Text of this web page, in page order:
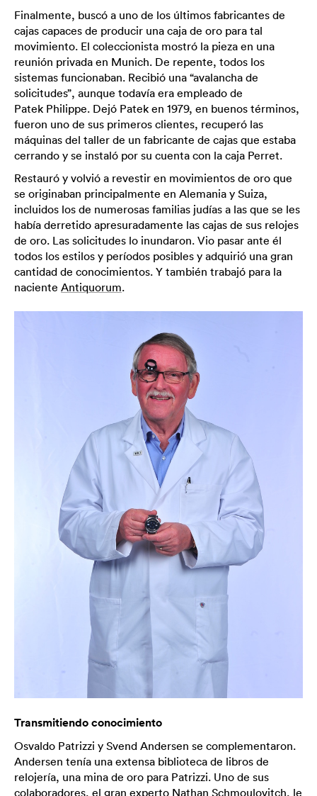
Finalmente, buscó a uno de los últimos fabricantes de
cajas capaces de producir una caja de oro para tal
movimiento. El coleccionista mostró la pieza en una
reunión privada en Munich. De repente, todos los
sistemas funcionaban. Recibió una “avalancha de
solicitudes”, aunque todavía era empleado de
Patek Philippe. Dejó Patek en 1979, en buenos términos,
fueron uno de sus primeros clientes, recuperó las
máquinas del taller de un fabricante de cajas que estaba
cerrando y se instaló por su cuenta con la caja Perret.
Restauró y volvió a revestir en movimientos de oro que
se originaban principalmente en Alemania y Suiza,
incluidos los de numerosas familias judías a las que se les
había derretido apresuradamente las cajas de sus relojes
de oro. Las solicitudes lo inundaron. Vio pasar ante él
todos los estilos y períodos posibles y adquirió una gran
cantidad de conocimientos. Y también trabajó para la
naciente Antiquorum.
Transmitiendo conocimiento
Osvaldo Patrizzi y Svend Andersen se complementaron.
Andersen tenía una extensa biblioteca de libros de
relojería, una mina de oro para Patrizzi. Uno de sus
colaboradores, el gran experto Nathan Schmoulovitch, le